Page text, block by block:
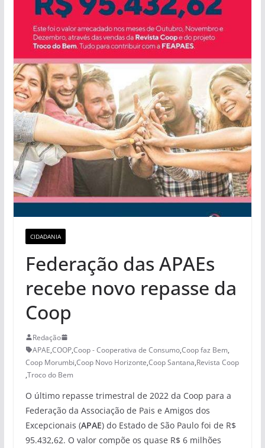
CIDADANIA
Federação das APAEs
recebe novo repasse da
Coop
Redação
APAE,COOP,Coop - Cooperativa de Consumo,Coop faz Bem,
Coop Morumbi,Coop Novo Horizonte,Coop Santana,Revista Coop
,Troco do Bem
O último repasse trimestral de 2022 da Coop para a
Federação da Associação de Pais e Amigos dos
Excepcionais (APAE) do Estado de São Paulo foi de R$
95.432,62. O valor compõe os quase R$ 6 milhões